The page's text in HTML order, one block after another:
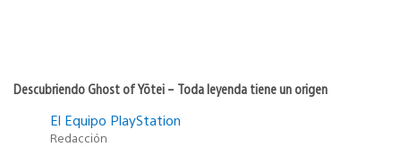
Descubriendo Ghost of Yōtei – Toda leyenda tiene un origen
El Equipo PlayStation
Redacción